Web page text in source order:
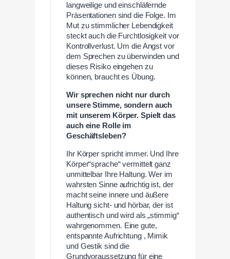
langweilige und einschläfernde
Präsentationen sind die Folge. Im
Mut zu stimmlicher Lebendigkeit
steckt auch die Furchtlosigkeit vor
Kontrollverlust. Um die Angst vor
dem Sprechen zu überwinden und
dieses Risiko eingehen zu
können, braucht es Übung.
Wir sprechen nicht nur durch
unsere Stimme, sondern auch
mit unserem Körper. Spielt das
auch eine Rolle im
Geschäftsleben?
Ihr Körper spricht immer. Und Ihre
Körper“sprache“ vermittelt ganz
unmittelbar Ihre Haltung. Wer im
wahrsten Sinne aufrichtig ist, der
macht seine innere und äußere
Haltung sicht- und hörbar, der ist
authentisch und wird als „stimmig“
wahrgenommen. Eine gute,
entspannte Aufrichtung , Mimik
und Gestik sind die
Grundvoraussetzung für eine